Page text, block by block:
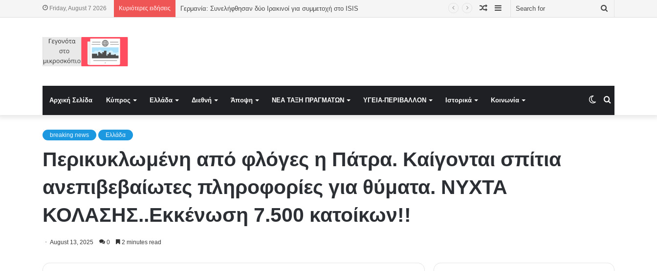
Friday, August 7 2026 Κυριότερες ειδήσεις Γερμανία: Συνελήφθησαν δύο Ιρακινοί για συμμετοχή στο ISIS Sidebar
Random
Αρχική Σελίδα Κύπρος Ελλάδα Διεθνή Άποψη NEA TAΞΗ ΠΡΑΓΜΑΤΩΝ ΥΓΕΙΑ-ΠΕΡΙΒΑΛΛΟΝ Ιστορικά Κοινωνία Switch
breaking news Ελλάδα
Περικυκλωμένη από φλόγες η Πάτρα. Καίγονται σπίτια
ανεπιβεβαίωτες πληροφορίες για θύματα. ΝΥΧΤΑ
ΚΟΛΑΣΗΣ..Εκκένωση 7.500 κατοίκων!!
August 13, 2025 0 2 minutes read